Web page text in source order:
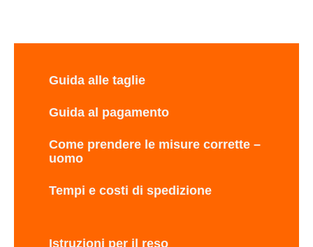
Guida alle taglie
Guida al pagamento
Come prendere le misure corrette –
uomo
Tempi e costi di spedizione
Istruzioni per il reso